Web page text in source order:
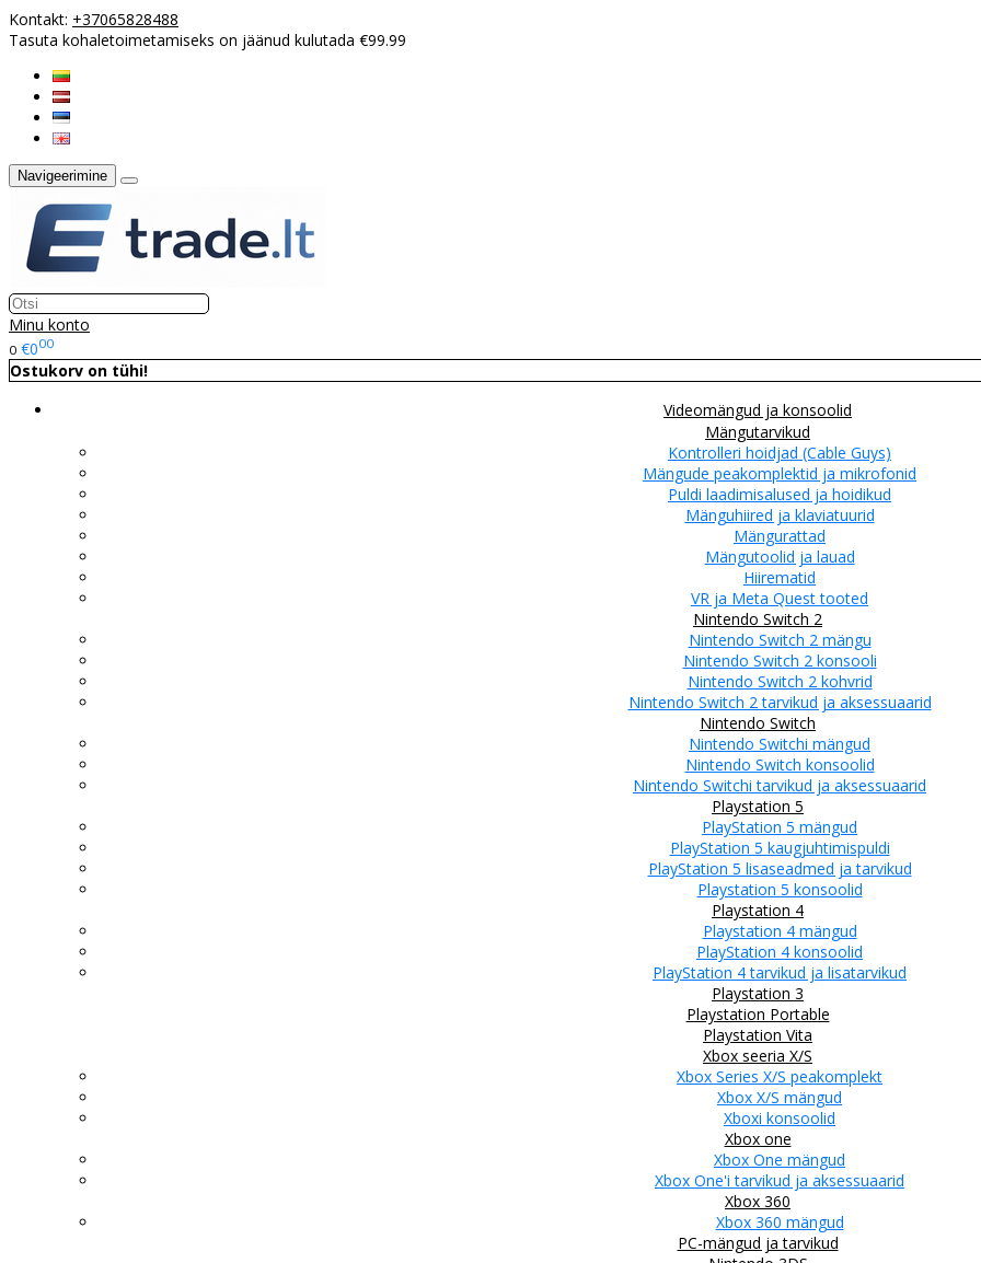
Kontakt: +37065828488
Tasuta kohaletoimetamiseks on jäänud kulutada €99.99
Navigeerimine
Minu konto
0 €000
Ostukorv on tühi!
Videomängud ja konsoolid
Mängutarvikud
Kontrolleri hoidjad (Cable Guys)
Mängude peakomplektid ja mikrofonid
Puldi laadimisalused ja hoidikud
Mänguhiired ja klaviatuurid
Mängurattad
Mängutoolid ja lauad
Hiirematid
VR ja Meta Quest tooted
Nintendo Switch 2
Nintendo Switch 2 mängu
Nintendo Switch 2 konsooli
Nintendo Switch 2 kohvrid
Nintendo Switch 2 tarvikud ja aksessuaarid
Nintendo Switch
Nintendo Switchi mängud
Nintendo Switch konsoolid
Nintendo Switchi tarvikud ja aksessuaarid
Playstation 5
PlayStation 5 mängud
PlayStation 5 kaugjuhtimispuldi
PlayStation 5 lisaseadmed ja tarvikud
Playstation 5 konsoolid
Playstation 4
Playstation 4 mängud
PlayStation 4 konsoolid
PlayStation 4 tarvikud ja lisatarvikud
Playstation 3
Playstation Portable
Playstation Vita
Xbox seeria X/S
Xbox Series X/S peakomplekt
Xbox X/S mängud
Xboxi konsoolid
Xbox one
Xbox One mängud
Xbox One'i tarvikud ja aksessuaarid
Xbox 360
Xbox 360 mängud
PC-mängud ja tarvikud